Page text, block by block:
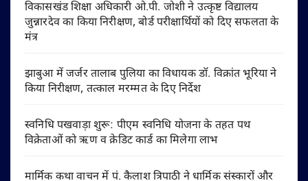
विकासखंड शिक्षा अधिकारी ओ.पी. जोशी ने उत्कृष्ट विद्यालय
जुन्नारदेव का किया निरीक्षण, बोर्ड परीक्षार्थियों को दिए सफलता के
मंत्र
झाबुआ में जर्जर तालाब पुलिया का विधायक डॉ. विक्रांत भूरिया ने
किया निरीक्षण, तत्काल मरम्मत के दिए निर्देश
स्वनिधि पखवाड़ा शुरू: पीएम स्वनिधि योजना के तहत पथ
विक्रेताओं को ऋण व क्रेडिट कार्ड का मिलेगा लाभ
मार्मिक कथा वाचन में पं. कैलाश त्रिपाठी ने धार्मिक संस्कारों और